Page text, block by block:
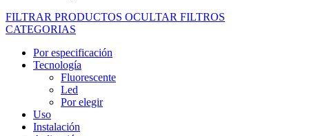
FILTRAR PRODUCTOS OCULTAR FILTROS
CATEGORIAS
Por especificación
Tecnología
Fluorescente
Led
Por elegir
Uso
Instalación